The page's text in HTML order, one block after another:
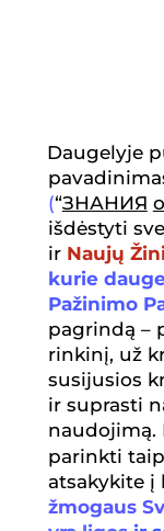
Daugelyje
(“ЗНАНИЯ
išdėstyti
ir Naujų
kurie
Pažinimo
pagrindą –
rinkinį, už
susijusios
ir suprasti
naudojimą.
parinkti
atsakykite į
žmogaus